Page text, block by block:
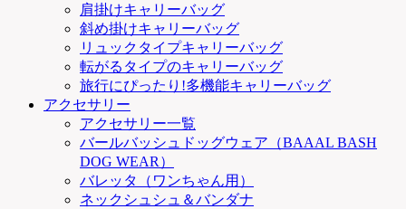
肩掛けキャリーバッグ
斜め掛けキャリーバッグ
リュックタイプキャリーバッグ
転がるタイプのキャリーバッグ
旅行にぴったり!多機能キャリーバッグ
アクセサリー
アクセサリー一覧
バールバッシュドッグウェア（BAAAL BASH
DOG WEAR）
バレッタ（ワンちゃん用）
ネックシュシュ＆バンダナ